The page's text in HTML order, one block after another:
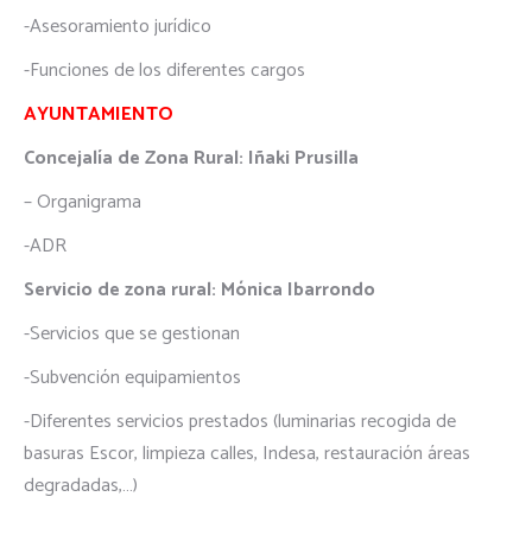
-Asesoramiento jurídico
-Funciones de los diferentes cargos
AYUNTAMIENTO
Concejalía de Zona Rural: Iñaki Prusilla
– Organigrama
-ADR
Servicio de zona rural: Mónica Ibarrondo
-Servicios que se gestionan
-Subvención equipamientos
-Diferentes servicios prestados (luminarias recogida de
basuras Escor, limpieza calles, Indesa, restauración áreas
degradadas,…)